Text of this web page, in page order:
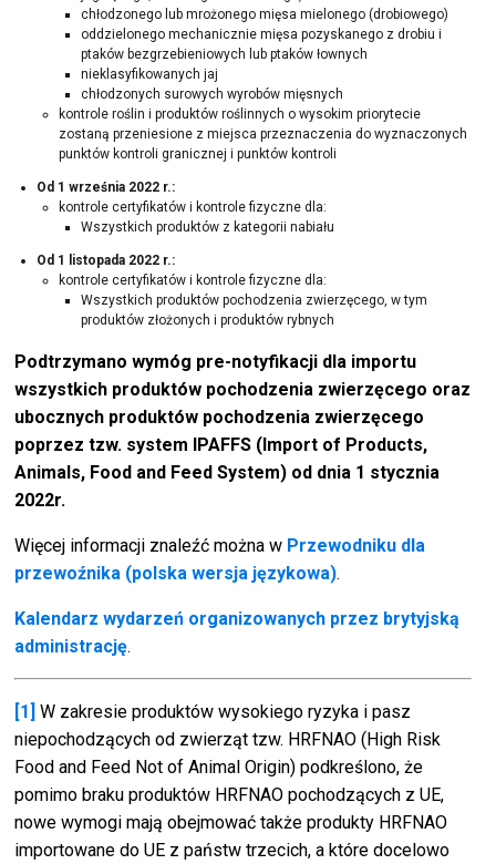
chłodzonego lub mrożonego mięsa mielonego (drobiowego)
oddzielonego mechanicznie mięsa pozyskanego z drobiu i
ptaków bezgrzebieniowych lub ptaków łownych
nieklasyfikowanych jaj
chłodzonych surowych wyrobów mięsnych
kontrole roślin i produktów roślinnych o wysokim priorytecie
zostaną przeniesione z miejsca przeznaczenia do wyznaczonych
punktów kontroli granicznej i punktów kontroli
Od 1 września 2022 r.:
kontrole certyfikatów i kontrole fizyczne dla:
Wszystkich produktów z kategorii nabiału
Od 1 listopada 2022 r.:
kontrole certyfikatów i kontrole fizyczne dla:
Wszystkich produktów pochodzenia zwierzęcego, w tym
produktów złożonych i produktów rybnych
Podtrzymano wymóg pre-notyfikacji dla importu
wszystkich produktów pochodzenia zwierzęcego oraz
ubocznych produktów pochodzenia zwierzęcego
poprzez tzw. system IPAFFS (Import of Products,
Animals, Food and Feed System) od dnia 1 stycznia
2022r.
Więcej informacji znaleźć można w Przewodniku dla
przewoźnika (polska wersja językowa).
Kalendarz wydarzeń organizowanych przez brytyjską
administrację.
[1] W zakresie produktów wysokiego ryzyka i pasz
niepochodzących od zwierząt tzw. HRFNAO (High Risk
Food and Feed Not of Animal Origin) podkreślono, że
pomimo braku produktów HRFNAO pochodzących z UE,
nowe wymogi mają obejmować także produkty HRFNAO
importowane do UE z państw trzecich, a które docelowo